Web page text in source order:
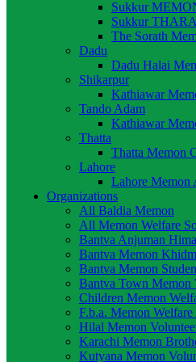
Sukkur
Sukkur
The Sorath
Dadu
Dadu Halai
Shikarpur
Kathiawar
Tando Adam
Kathiawar
Thatta
Thatta Memon
Lahore
Lahore Memon
Organizations
All Baldia Memon
All Memon Welfare
Bantva Anjuman
Bantva Memon
Bantva Memon
Bantva Town Memon
Children Memon
F.b.a. Memon Welfare
Hilal Memon
Karachi Memon
Kutyana Memon